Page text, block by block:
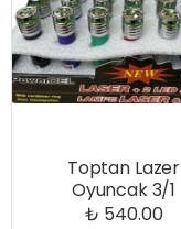
Toptan Lazer
Oyuncak 3/1
₺ 540.00